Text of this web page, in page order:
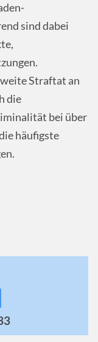
sind dabei
Straftat an
die
bei über
häufigste